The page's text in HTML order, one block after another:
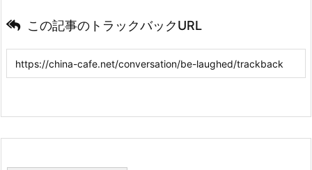
この記事のトラックバックURL